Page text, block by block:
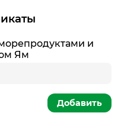
и
Ям
Добавить